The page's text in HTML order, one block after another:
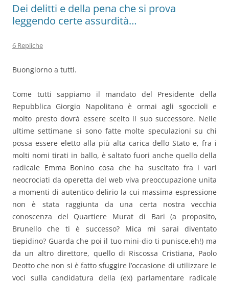
Dei delitti e della pena che si prova
leggendo certe assurdità…
6 Repliche
Buongiorno a tutti.
Come tutti sappiamo il mandato del Presidente della
Repubblica Giorgio Napolitano è ormai agli sgoccioli e
molto presto dovrà essere scelto il suo successore. Nelle
ultime settimane si sono fatte molte speculazioni su chi
possa essere eletto alla più alta carica dello Stato e, fra i
molti nomi tirati in ballo, è saltato fuori anche quello della
radicale Emma Bonino cosa che ha suscitato fra i vari
neocrociati da operetta del web viva preoccupazione unita
a momenti di autentico delirio la cui massima espressione
non è stata raggiunta da una certa nostra vecchia
conoscenza del Quartiere Murat di Bari (a proposito,
Brunello che ti è successo? Mica mi sarai diventato
tiepidino? Guarda che poi il tuo mini-dio ti punisce,eh!) ma
da un altro direttore, quello di Riscossa Cristiana, Paolo
Deotto che non si è fatto sfuggire l’occasione di utilizzare le
voci sulla candidatura della (ex) parlamentare radicale